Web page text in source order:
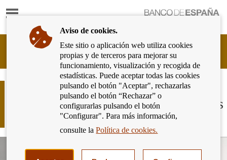
Mostrar
Ir
página
de
inicio
del
Banco
de
España
Cliente
Bancario
Banco
España
Eurosistema,
Finanzas responsables, Finanzas para
todos: ahora, más que nunca, finanzas
sostenibles
Aviso de cookies.
Este sitio o aplicación web utiliza cookies
propias y de terceros para mejorar su
funcionamiento, visualización y recogida de
estadísticas. Puede aceptar todas las cookies
pulsando el botón "Aceptar", rechazarlas
pulsando el botón “Rechazar” o
configurarlas pulsando el botón
"Configurar". Para más información,
consulte laPolítica de cookies.